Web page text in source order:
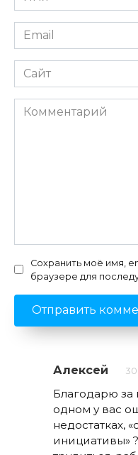
*
Email
*
Сайт
Комментарий
Сохранить моё имя,
браузере для
Алексей
Благодарю за
одном у вас
недостатках,
инициативы»